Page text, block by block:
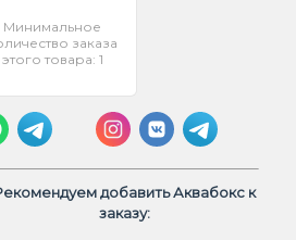
Минимальное
заказа
этого товара: 1
добавить Аквабокс к
заказу: